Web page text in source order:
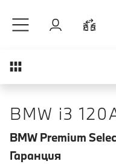
Вход
Преглед
BMW i3
BMW Premium
Гаранция